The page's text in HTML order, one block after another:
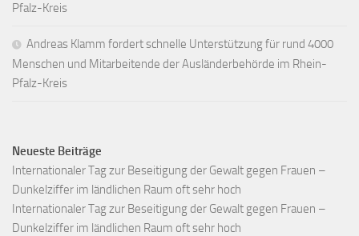
Pfalz-Kreis
Andreas Klamm fordert schnelle Unterstützung für rund 4000
Menschen und Mitarbeitende der Ausländerbehörde im Rhein-
Pfalz-Kreis
Neueste Beiträge
Internationaler Tag zur Beseitigung der Gewalt gegen Frauen –
Dunkelziffer im ländlichen Raum oft sehr hoch
Internationaler Tag zur Beseitigung der Gewalt gegen Frauen –
Dunkelziffer im ländlichen Raum oft sehr hoch